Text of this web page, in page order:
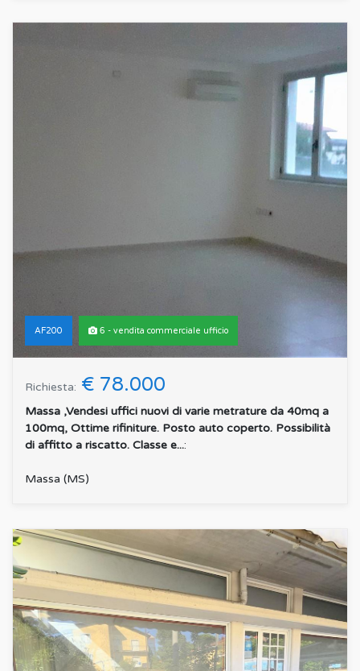
AF200 6 - vendita commerciale ufficio
Richiesta: € 78.000
Massa ,Vendesi uffici nuovi di varie metrature da 40mq a
100mq, Ottime rifiniture. Posto auto coperto. Possibilità
di affitto a riscatto. Classe e...:
Massa (MS)